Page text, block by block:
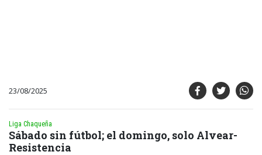
23/08/2025
Liga Chaqueña
Sábado sin fútbol; el domingo, solo Alvear-
Resistencia